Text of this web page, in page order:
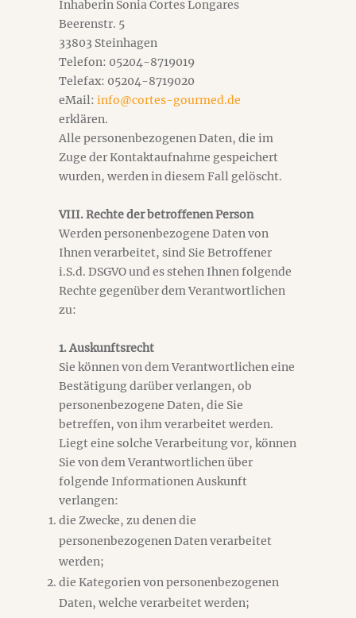
Inhaberin Sonia Cortes Longares
Beerenstr. 5
33803 Steinhagen
Telefon: 05204-8719019
Telefax: 05204-8719020
eMail: info@cortes-gourmed.de
erklären.
Alle personenbezogenen Daten, die im
Zuge der Kontaktaufnahme gespeichert
wurden, werden in diesem Fall gelöscht.
VIII. Rechte der betroffenen Person
Werden personenbezogene Daten von
Ihnen verarbeitet, sind Sie Betroffener
i.S.d. DSGVO und es stehen Ihnen folgende
Rechte gegenüber dem Verantwortlichen
zu:
1. Auskunftsrecht
Sie können von dem Verantwortlichen eine
Bestätigung darüber verlangen, ob
personenbezogene Daten, die Sie
betreffen, von ihm verarbeitet werden.
Liegt eine solche Verarbeitung vor, können
Sie von dem Verantwortlichen über
folgende Informationen Auskunft
verlangen:
die Zwecke, zu denen die
personenbezogenen Daten verarbeitet
werden;
die Kategorien von personenbezogenen
Daten, welche verarbeitet werden;